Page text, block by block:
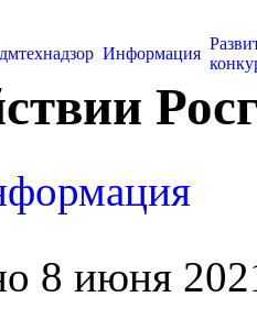
Информация
8 июня